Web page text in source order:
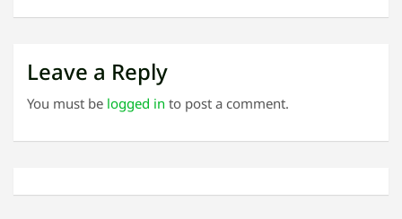
Leave a Reply
You must be logged in to post a comment.